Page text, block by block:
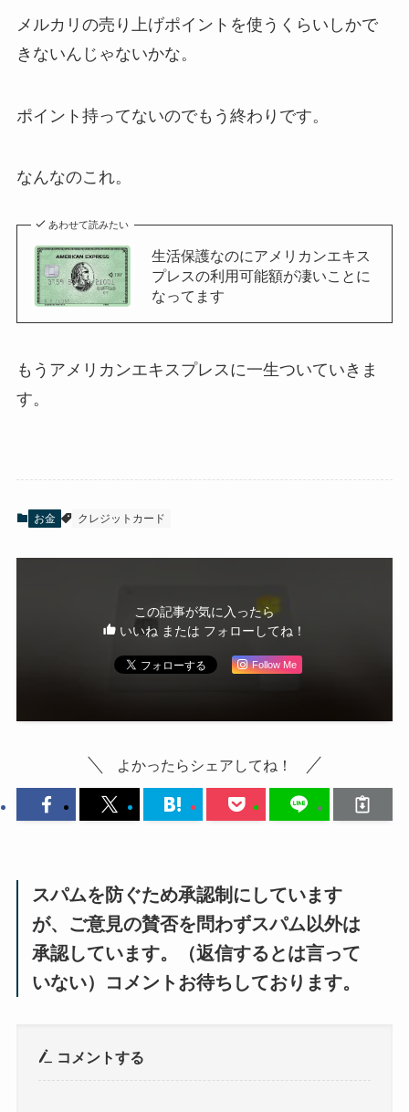
メルカリの売り上げポイントを使うくらいしかで
きないんじゃないかな。
ポイント持ってないのでもう終わりです。
なんなのこれ。
あわせて読みたい
生活保護なのにアメリカンエキス
プレスの利用可能額が凄いことに
なってます
もうアメリカンエキスプレスに一生ついていきま
す。
お金 クレジットカード
この記事が気に入ったら
いいね または フォローしてね！
Follow Me
よかったらシェアしてね！
スパムを防ぐため承認制にしています
が、ご意見の賛否を問わずスパム以外は
承認しています。（返信するとは言って
いない）コメントお待ちしております。
コメントする